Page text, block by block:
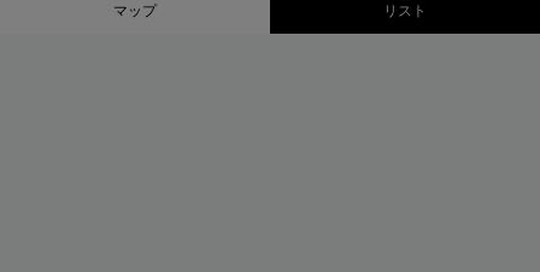
マップ リスト